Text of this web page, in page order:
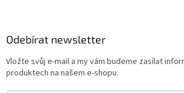
Odebírat newsletter
Vložte svůj e-mail a my vám budeme zasílat
produktech na našem e-shopu.